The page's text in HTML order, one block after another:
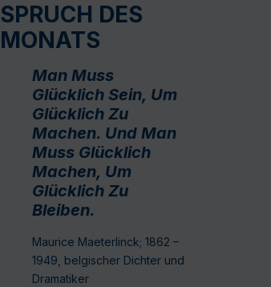
SPRUCH DES
MONATS
Man Muss
Glücklich Sein, Um
Glücklich Zu
Machen. Und Man
Muss Glücklich
Machen, Um
Glücklich Zu
Bleiben.
Maurice Maeterlinck; 1862 –
1949, belgischer Dichter und
Dramatiker